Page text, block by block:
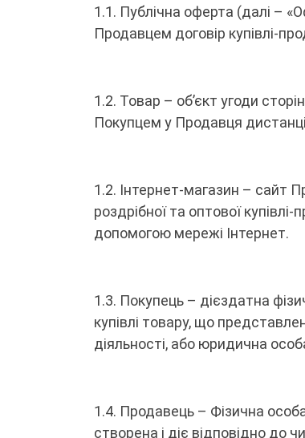
1.1. Публічна оферта (далі –
Продавцем договір купівлі-
1.2. Товар – об’єкт угоди
Покупцем у Продавця
1.2. Інтернет-магазин – сайт
роздрібної та оптової
допомогою мережі Інтернет.
1.3. Покупець – дієздатна
купівлі товару, що
діяльності, або юридична
1.4. Продавець – Фізична
створена і діє відповідно до